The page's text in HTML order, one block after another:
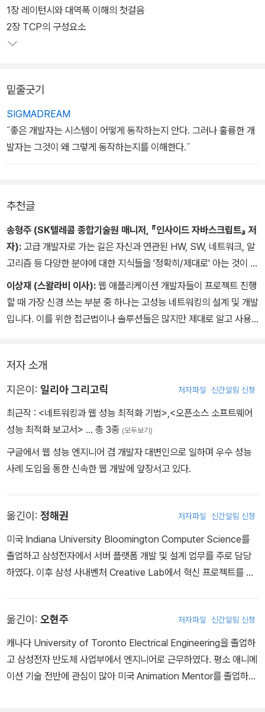
1장 레이턴시와 대역폭 이해의 첫걸음
2장 TCP의 구성요소
밑줄긋기
SIGMADREAM
˝좋은 개발자는 시스템이 어떻게 동작하는지 안다. 그러나 훌륭한 개
발자는 그것이 왜 그렇게 동작하는지를 이해한다.˝
추천글
송형주 (SK텔레콤 종합기술원 매니저, 『인사이드 자바스크립트』 저
자): 고급 개발자로 가는 길은 자신과 연관된 HW, SW, 네트워크, 알
고리즘 등 다양한 분야에 대한 지식들을 '정확히/제대로' 아는 것이 관
건입니다. 그냥 아는 것과 정확히 아는 것에 대한 차이는 결국 SW 성
능 차이로 나타나기 때문입니다. 이 책은 웹을 구성하고 있는 네트워
크 인프라, 프로토콜, 브라우저 등에 대한 정확한 구조 및 동작 원리를
이상재 (스왈라비 이사): 웹 애플리케이션 개발자들이 프로젝트 진행
할 때 가장 신경 쓰는 부분 중 하나는 고성능 네트워킹의 설계 및 개발
입니다. 이를 위한 접근법이나 솔루션들은 많지만 제대로 알고 사용
에서의 최신 브라우저 기술까지 깊이 있게 다루고 있습니다. 이를 통
해 독자에게 본인의 시스템에 적합한 최적화 방법과 성능 향상을 위
저자 소개
지은이: 일리아 그리고릭 저자파일 신간알림 신청
최근작 : <네트워킹과 웹 성능 최적화 기법> <오픈소스 소프트웨어
성능 최적화 보고서> … 총 3종 (모두보기)
구글에서 웹 성능 엔지니어 겸 개발자 대변인으로 일하며 우수 성능
사례 도입을 통한 신속한 웹 개발에 앞장서고 있다.
옮긴이: 정해권 저자파일 신간알림 신청
미국 Indiana University Bloomington Computer Science를
졸업하고 삼성전자에서 서버 플랫폼 개발 및 설계 업무를 주로 담당
하였다. 이후 삼성 사내벤처 Creative Lab에서 혁신 프로젝트를 맡
모바일 쿠폰을 결합한 서비스를 곧 출시할 예정이다. 공역서로 『키넥
트 프로그래밍』이 있다. https://www.facebook.com/swallabie
s
옮긴이: 오현주 저자파일 신간알림 신청
캐나다 University of Toronto Electrical Engineering을 졸업하
고 삼성전자 반도체 사업부에서 엔지니어로 근무하였다. 평소 애니메
이션 기술 전반에 관심이 많아 미국 Animation Mentor를 졸업하고